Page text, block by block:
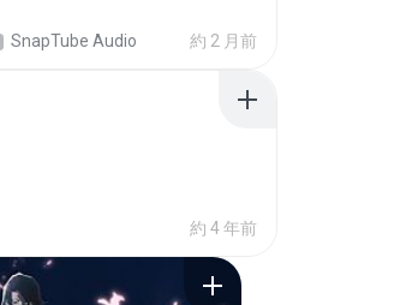
SnapTube Audio 約 2 月前
約 4 年前